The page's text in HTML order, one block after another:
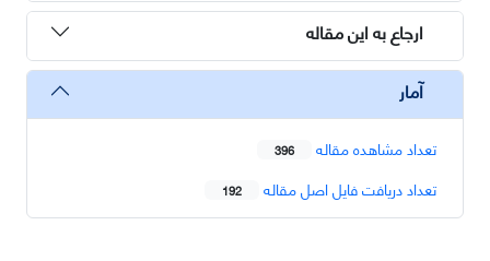
ارجاع به این مقاله
آمار
تعداد مشاهده مقاله 396
تعداد دریافت فایل اصل مقاله 192